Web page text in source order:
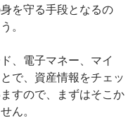
を守る手段となるの
。
、電子マネー、マイ
で、資産情報をチェッ
すので、まずはそこか
ん。